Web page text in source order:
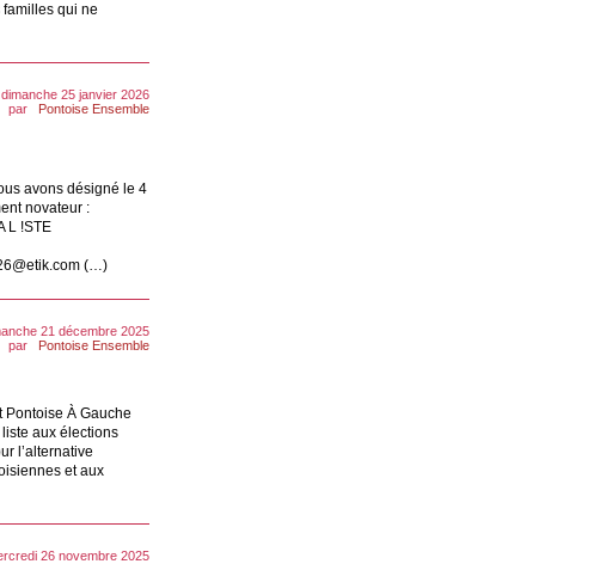
familles qui ne
dimanche 25 janvier 2026
par
Pontoise Ensemble
avons désigné le 4
novateur :
L !STE
(…)
21 décembre 2025
par
Pontoise Ensemble
Pontoise À Gauche
aux élections
l’alternative
et aux
26 novembre 2025